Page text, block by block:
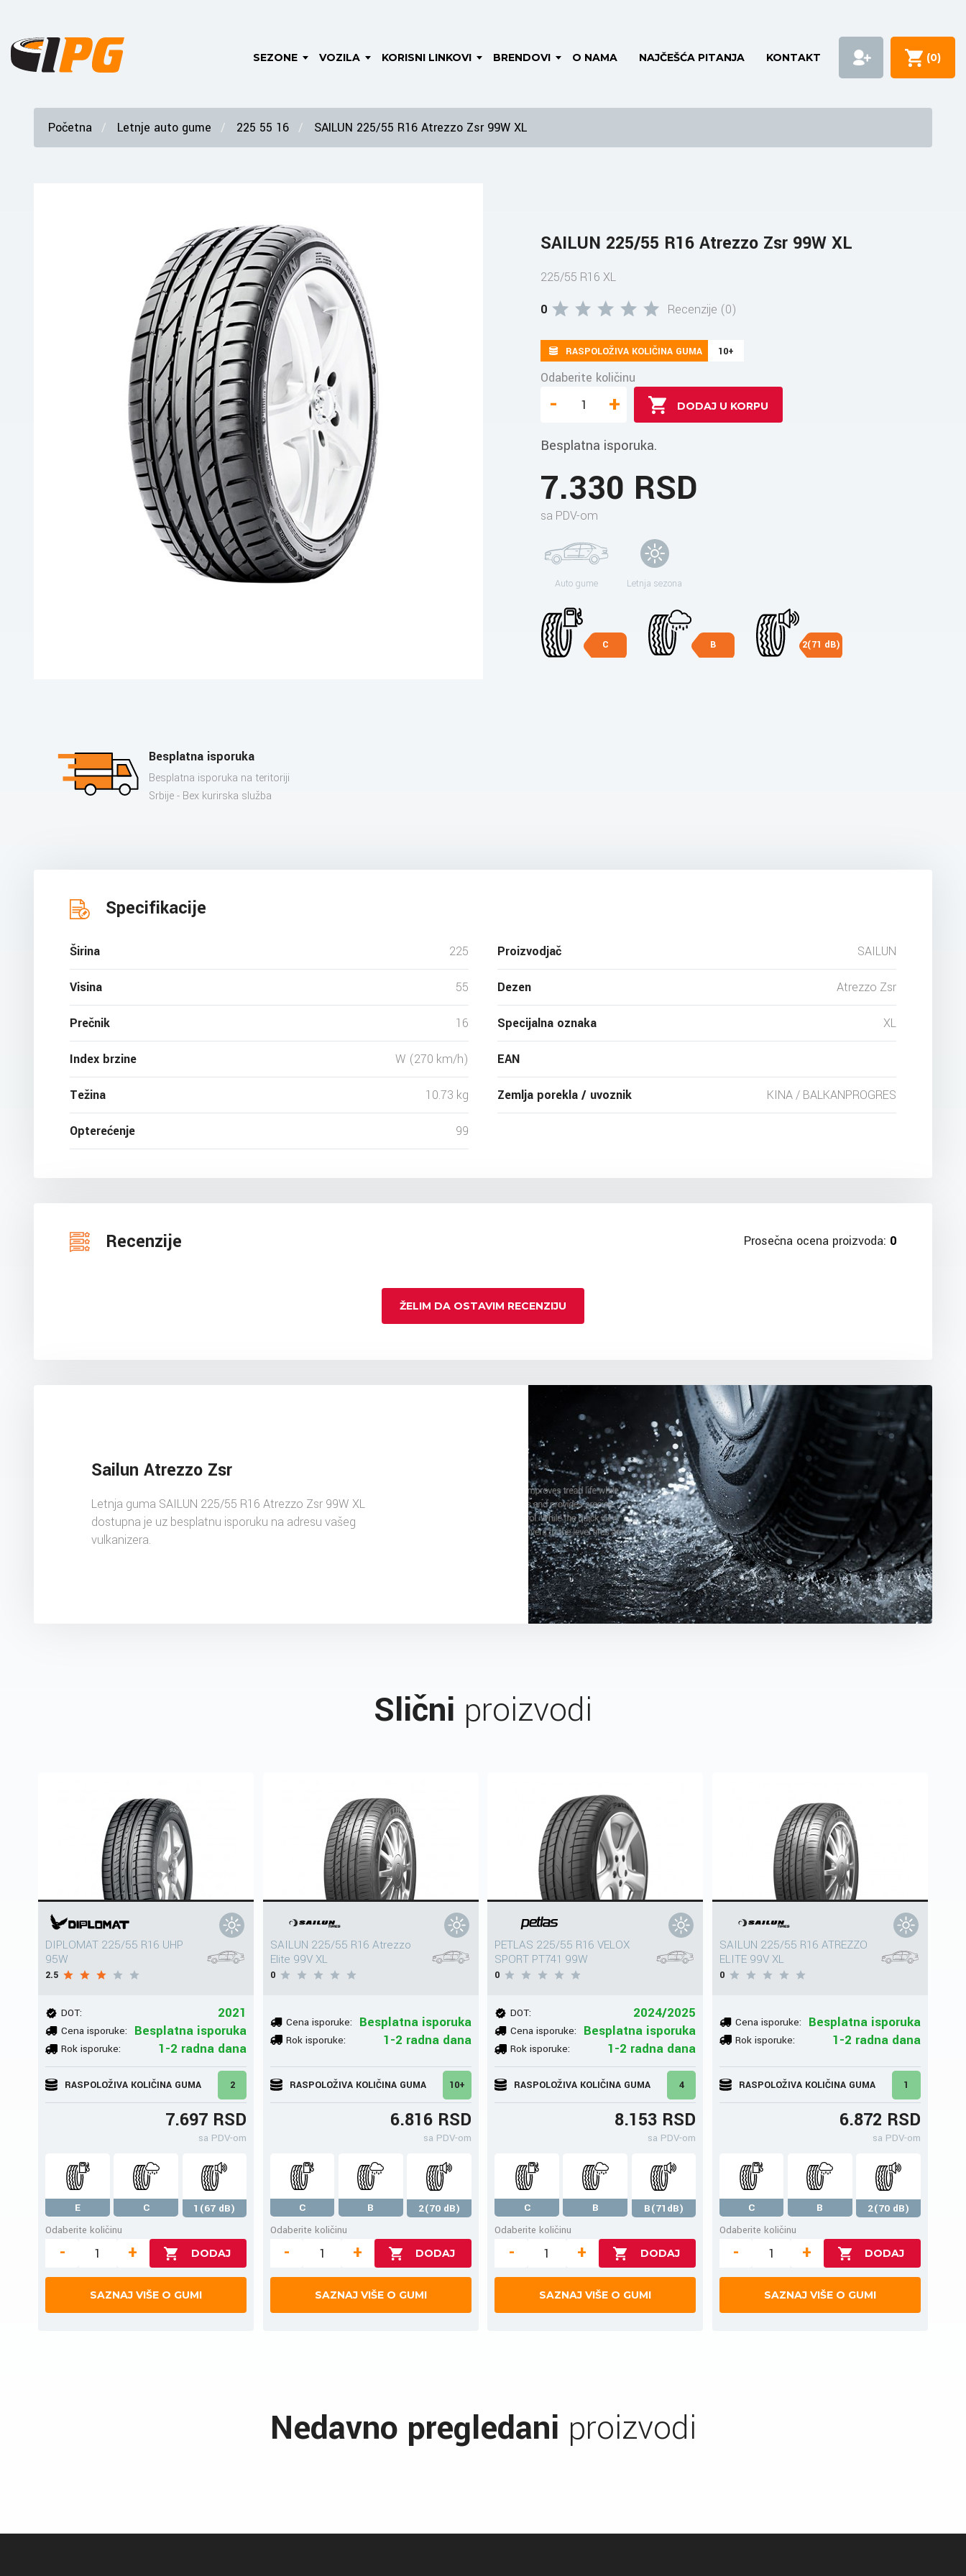
SEZONE VOZILA KORISNI LINKOVI BRENDOVI O NAMA NAJČEŠĆA PITANJA KONTAKT (0)
Početna Letnje auto gume 225 55 16 SAILUN 225/55 R16 Atrezzo Zsr 99W XL
SAILUN 225/55 R16 Atrezzo Zsr 99W XL
225/55 R16 XL
0
Recenzije (0)
RASPOLOŽIVA KOLIČINA GUMA 10+
Odaberite količinu
- +
Besplatna isporuka.
7.330 RSD
sa PDV-om
Auto gume Letnja sezona
C B 2(71 dB)
Besplatna isporuka
Besplatna isporuka na teritoriji
Srbije - Bex kurirska služba
Specifikacije
Širina 225
Visina 55
Prečnik 16
Index brzine W (270 km/h)
Težina 10.73 kg
Opterećenje 99
Proizvodjač SAILUN
Dezen Atrezzo Zsr
Specijalna oznaka XL
EAN
Zemlja porekla / uvoznik KINA / BALKANPROGRES
Recenzije Prosečna ocena proizvoda: 0
ŽELIM DA OSTAVIM RECENZIJU
Sailun Atrezzo Zsr
Letnja guma SAILUN 225/55 R16 Atrezzo Zsr 99W XL
dostupna je uz besplatnu isporuku na adresu vašeg
vulkanizera.
Slični proizvodi
DIPLOMAT 225/55 R16 UHP
95W
2.5
DOT: 2021
Cena isporuke: Besplatna isporuka
Rok isporuke: 1-2 radna dana
RASPOLOŽIVA KOLIČINA GUMA 2
7.697 RSD
sa PDV-om
E C
1(67 dB)
Odaberite količinu
- +
SAZNAJ VIŠE O GUMI
SAILUN 225/55 R16 Atrezzo
Elite 99V XL
0
Cena isporuke: Besplatna isporuka
Rok isporuke: 1-2 radna dana
RASPOLOŽIVA KOLIČINA GUMA 10+
6.816 RSD
sa PDV-om
C B
2(70 dB)
Odaberite količinu
- +
SAZNAJ VIŠE O GUMI
PETLAS 225/55 R16 VELOX
SPORT PT741 99W
0
DOT: 2024/2025
Cena isporuke: Besplatna isporuka
Rok isporuke: 1-2 radna dana
RASPOLOŽIVA KOLIČINA GUMA 4
8.153 RSD
sa PDV-om
C B
B(71dB)
Odaberite količinu
- +
SAZNAJ VIŠE O GUMI
SAILUN 225/55 R16 ATREZZO
ELITE 99V XL
0
Cena isporuke: Besplatna isporuka
Rok isporuke: 1-2 radna dana
RASPOLOŽIVA KOLIČINA GUMA 1
6.872 RSD
sa PDV-om
C B
2(70 dB)
Odaberite količinu
- +
SAZNAJ VIŠE O GUMI
Nedavno pregledani proizvodi